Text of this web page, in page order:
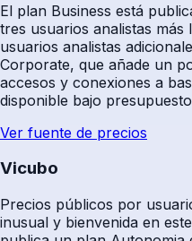
El plan Business está
tres usuarios analistas más
usuarios analistas
Corporate, que añade un
accesos y conexiones a
disponible bajo
Ver fuente de precios
Vicubo
Precios públicos por
inusual y bienvenida en